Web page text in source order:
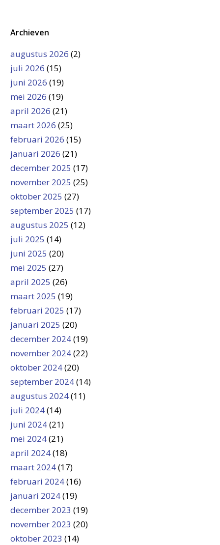
Archieven
augustus 2026 (2)
juli 2026 (15)
juni 2026 (19)
mei 2026 (19)
april 2026 (21)
maart 2026 (25)
februari 2026 (15)
januari 2026 (21)
december 2025 (17)
november 2025 (25)
oktober 2025 (27)
september 2025 (17)
augustus 2025 (12)
juli 2025 (14)
juni 2025 (20)
mei 2025 (27)
april 2025 (26)
maart 2025 (19)
februari 2025 (17)
januari 2025 (20)
december 2024(19)
november 2024(22)
oktober 2024(20)
september 2024(14)
augustus 2024(11)
juli 2024(14)
juni 2024(21)
mei 2024(21)
april 2024(18)
maart 2024(17)
februari 2024(16)
januari 2024(19)
december 2023 (19)
november 2023 (20)
oktober 2023 (14)